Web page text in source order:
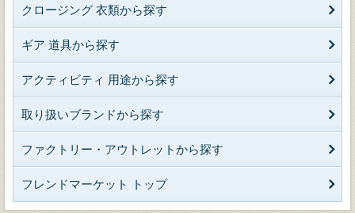
クロージング 衣類から探す
ギア 道具から探す
アクティビティ 用途から探す
取り扱いブランドから探す
ファクトリー・アウトレットから探す
フレンドマーケット トップ